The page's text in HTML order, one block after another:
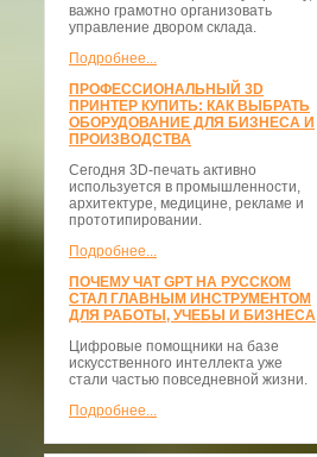
важно грамотно организовать
управление двором склада.
Подробнее...
ПРОФЕССИОНАЛЬНЫЙ 3D
ПРИНТЕР КУПИТЬ: КАК ВЫБРАТЬ
ОБОРУДОВАНИЕ ДЛЯ БИЗНЕСА И
ПРОИЗВОДСТВА
Сегодня 3D-печать активно
используется в промышленности,
архитектуре, медицине, рекламе и
прототипировании.
Подробнее...
ПОЧЕМУ ЧАТ GPT НА РУССКОМ
СТАЛ ГЛАВНЫМ ИНСТРУМЕНТОМ
ДЛЯ РАБОТЫ, УЧЕБЫ И БИЗНЕСА
Цифровые помощники на базе
искусственного интеллекта уже
стали частью повседневной жизни.
Подробнее...